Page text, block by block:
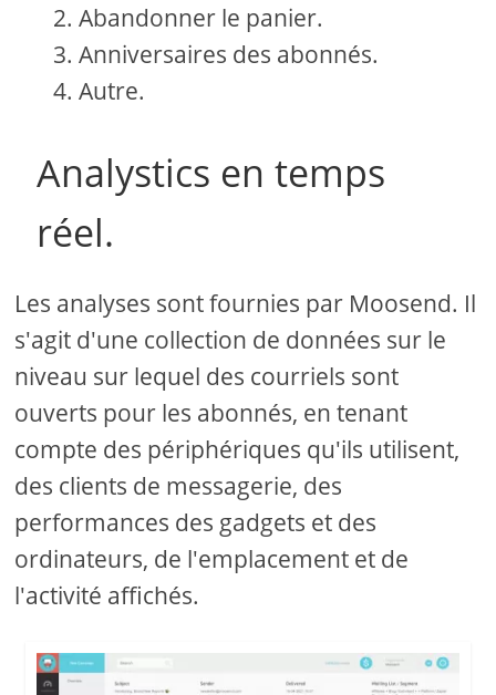
Abandonner le panier.
Anniversaires des abonnés.
Autre.
Analystics en temps
réel.
Les analyses sont fournies par Moosend. Il
s'agit d'une collection de données sur le
niveau sur lequel des courriels sont
ouverts pour les abonnés, en tenant
compte des périphériques qu'ils utilisent,
des clients de messagerie, des
performances des gadgets et des
ordinateurs, de l'emplacement et de
l'activité affichés.